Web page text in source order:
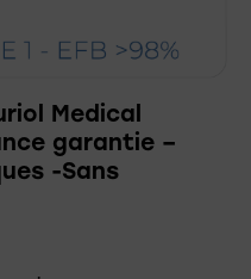
Medical
garantie –
-Sans